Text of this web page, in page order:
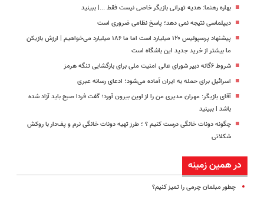
بهاره رهنما: هدیه تهرانی بازیگر خاصی نیست فقط ...|‌ ببینید
دیپلماسی نتیجه‌ نمی دهد؛ پاسخ نظامی ضروری است
پیشنهاد پرسپولیس ۱۲۰ میلیارد است اما ما ۱۸۶ میلیارد می‌خواهیم | ارزش بازیکن
ما بیشتر از خرید جدید این باشگاه است
شروط ۶گانه دبیر شورای عالی امنیت ملی برای بازگشایی تنگه هرمز
اسرائیل برای حمله به ایران آماده می‌شود؛ ادعای رسانه عبری
آقای بازیگر: مهران مدیری من را از اوین بیرون آورد؛ گفت فردا صبح باید آزاد شده
باشد | ببینید
چگونه دونات خانگی درست کنیم ؟ ؛ طرز تهیه دونات خانگی نرم و پف‌دار با روکش
شکلاتی
در همین زمینه
چطور مبلمان چرمی را تمیز کنیم؟